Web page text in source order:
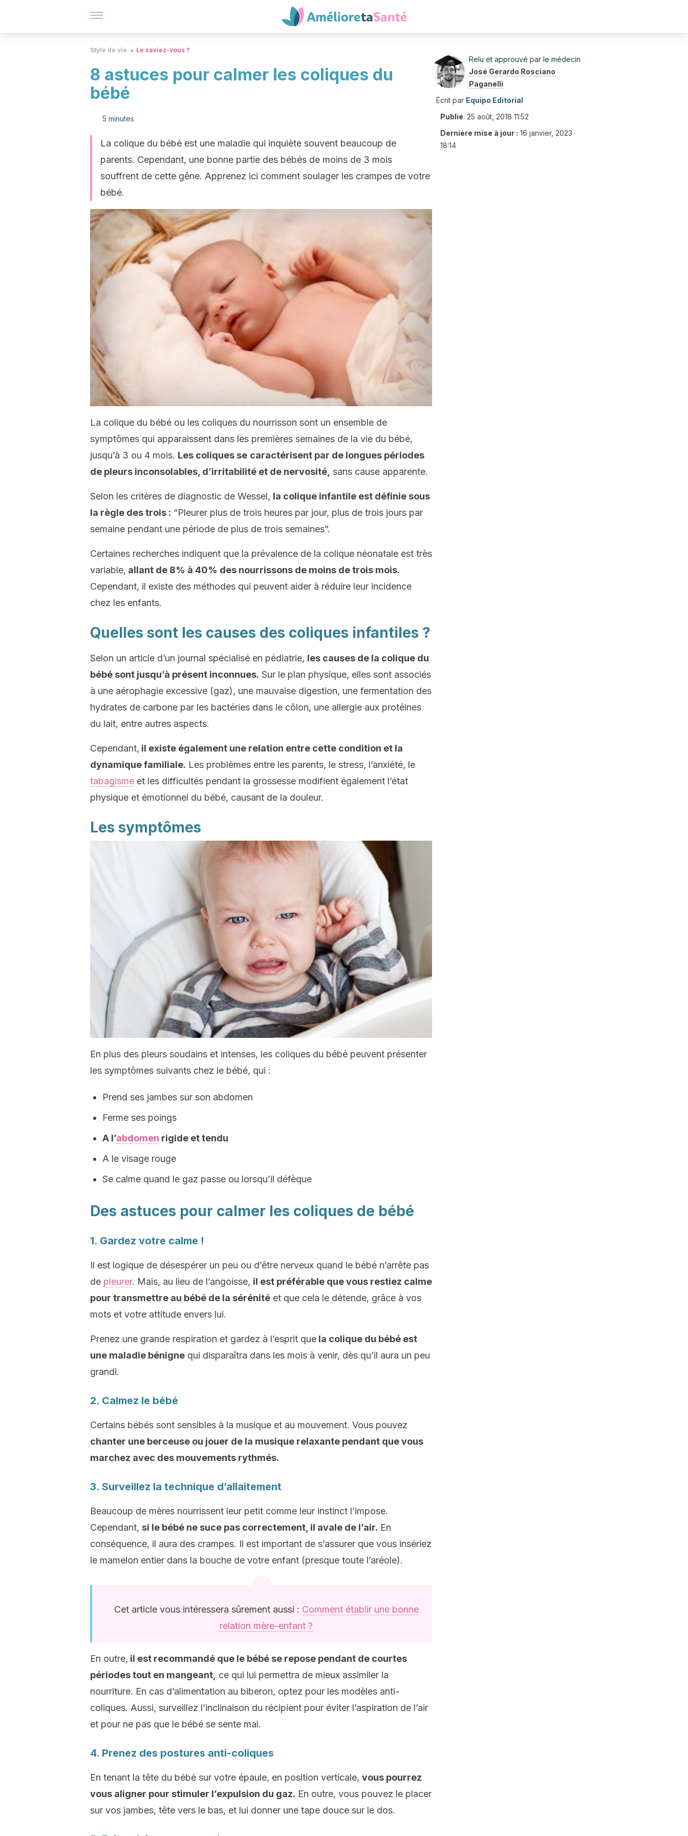
Style de vie Le saviez-vous ?
8 astuces pour calmer les coliques du
bébé
5 minutes
La colique du bébé est une maladie qui inquiète souvent beaucoup de
parents. Cependant, une bonne partie des bébés de moins de 3 mois
souffrent de cette gêne. Apprenez ici comment soulager les crampes de votre
bébé.
La colique du bébé ou les coliques du nourrisson sont un ensemble de
symptômes qui apparaissent dans les premières semaines de la vie du bébé,
jusqu’à 3 ou 4 mois. Les coliques se caractérisent par de longues périodes
de pleurs inconsolables, d’irritabilité et de nervosité, sans cause apparente.
Selon les critères de diagnostic de Wessel, la colique infantile est définie sous
la règle des trois : “Pleurer plus de trois heures par jour, plus de trois jours par
semaine pendant une période de plus de trois semaines”.
Certaines recherches indiquent que la prévalence de la colique néonatale est très
variable, allant de 8% à 40% des nourrissons de moins de trois mois.
Cependant, il existe des méthodes qui peuvent aider à réduire leur incidence
chez les enfants.
Quelles sont les causes des coliques infantiles ?
Selon un article d’un journal spécialisé en pédiatrie, les causes de la colique du
bébé sont jusqu’à présent inconnues. Sur le plan physique, elles sont associés
à une aérophagie excessive (gaz), une mauvaise digestion, une fermentation des
hydrates de carbone par les bactéries dans le côlon, une allergie aux protéines
du lait, entre autres aspects.
Cependant, il existe également une relation entre cette condition et la
dynamique familiale. Les problèmes entre les parents, le stress, l’anxiété, le
tabagisme et les difficultés pendant la grossesse modifient également l’état
physique et émotionnel du bébé, causant de la douleur.
Les symptômes
En plus des pleurs soudains et intenses, les coliques du bébé peuvent présenter
les symptômes suivants chez le bébé, qui :
Prend ses jambes sur son abdomen
Ferme ses poings
A l’abdomen rigide et tendu
A le visage rouge
Se calme quand le gaz passe ou lorsqu’il défèque
Des astuces pour calmer les coliques de bébé
1. Gardez votre calme !
Il est logique de désespérer un peu ou d’être nerveux quand le bébé n’arrête pas
de pleurer. Mais, au lieu de l’angoisse, il est préférable que vous restiez calme
pour transmettre au bébé de la sérénité et que cela le détende, grâce à vos
mots et votre attitude envers lui.
Prenez une grande respiration et gardez à l’esprit que la colique du bébé est
une maladie bénigne qui disparaîtra dans les mois à venir, dès qu’il aura un peu
grandi.
2. Calmez le bébé
Certains bébés sont sensibles à la musique et au mouvement. Vous pouvez
chanter une berceuse ou jouer de la musique relaxante pendant que vous
marchez avec des mouvements rythmés.
3. Surveillez la technique d’allaitement
Beaucoup de mères nourrissent leur petit comme leur instinct l’impose.
Cependant, si le bébé ne suce pas correctement, il avale de l’air. En
conséquence, il aura des crampes. Il est important de s’assurer que vous insériez
le mamelon entier dans la bouche de votre enfant (presque toute l’aréole).
Cet article vous intéressera sûrement aussi : Comment établir une bonne
relation mère-enfant ?
En outre, il est recommandé que le bébé se repose pendant de courtes
périodes tout en mangeant, ce qui lui permettra de mieux assimiler la
nourriture. En cas d’alimentation au biberon, optez pour les modèles anti-
coliques. Aussi, surveillez l’inclinaison du récipient pour éviter l’aspiration de l’air
et pour ne pas que le bébé se sente mal.
4. Prenez des postures anti-coliques
En tenant la tête du bébé sur votre épaule, en position verticale, vous pourrez
vous aligner pour stimuler l’expulsion du gaz. En outre, vous pouvez le placer
sur vos jambes, tête vers le bas, et lui donner une tape douce sur le dos.
Relu et approuvé par le médecin
José Gerardo Rosciano
Paganelli
Écrit par Equipo Editorial
Publié: 25 août, 2018 11:52
Dernière mise à jour : 16 janvier, 2023
18:14